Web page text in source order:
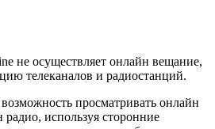
не осуществляет онлайн вещание,
телеканалов и радиостанций.
просматривать онлайн
используя сторонние